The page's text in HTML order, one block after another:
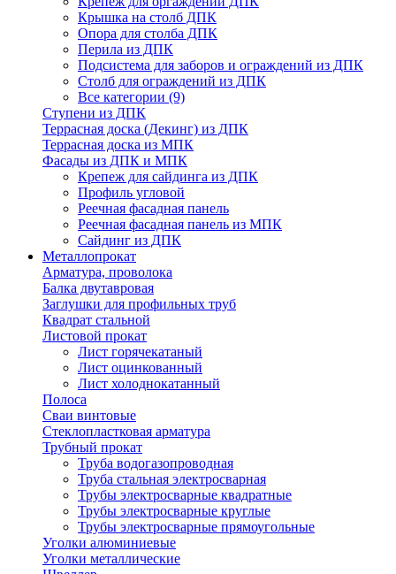
Крышка на столб ДПК
Опора для столба ДПК
Перила из ДПК
Подсистема для заборов и ограждений из ДПК
Столб для ограждений из ДПК
Все категории (9)
Ступени из ДПК
Террасная доска (Декинг) из ДПК
Террасная доска из МПК
Фасады из ДПК и МПК
Крепеж для сайдинга из ДПК
Профиль угловой
Реечная фасадная панель
Реечная фасадная панель из МПК
Сайдинг из ДПК
Металлопрокат
Арматура, проволока
Балка двутавровая
Заглушки для профильных труб
Квадрат стальной
Листовой прокат
Лист горячекатаный
Лист оцинкованный
Лист холоднокатанный
Полоса
Сваи винтовые
Стеклопластковая арматура
Трубный прокат
Труба водогазопроводная
Труба стальная электросварная
Трубы электросварные квадратные
Трубы электросварные круглые
Трубы электросварные прямоугольные
Уголки алюминиевые
Уголки металлические